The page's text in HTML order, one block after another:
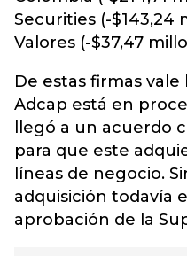
Securities (-$143,24
Valores (-$37,47
De estas firmas
Adcap está en
llegó a un acuerdo
para que este
líneas de negocio.
adquisición todavía
aprobación de la